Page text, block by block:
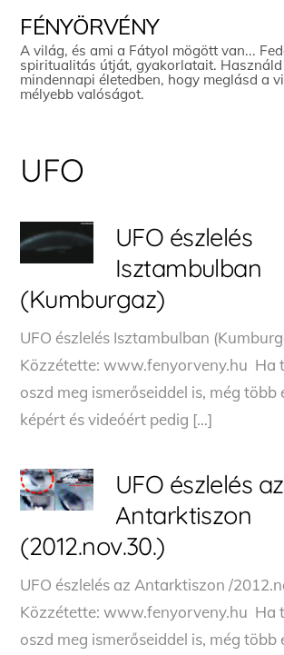
content
FÉNYÖRVÉNY
A világ, és ami a Fátyol mögött van...
spiritualitás útját, gyakorlatait.
mindennapi életedben, hogy meglásd a
mélyebb valóságot.
UFO
UFO észlelés
Isztambulban
(Kumburgaz)
UFO észlelés Isztambulban
Közzétette: www.fenyorveny.hu Ha
oszd meg ismerőseiddel is, még több
képért és videóért pedig […]
UFO észlelés az
Antarktiszon
(2012.nov.30.)
UFO észlelés az Antarktiszon /
Közzétette: www.fenyorveny.hu Ha
oszd meg ismerőseiddel is, még több